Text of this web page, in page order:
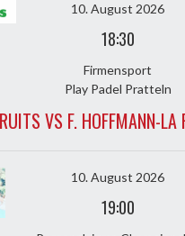
10. August 2026
18:30
Firmensport
Play Padel Pratteln
VS F. HOFFMANN-LA
10. August 2026
19:00